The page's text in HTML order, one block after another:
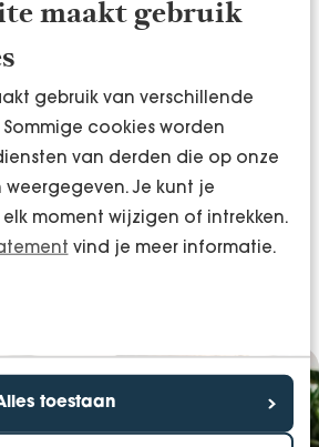
maakt gebruik
gebruik van verschillende
cookies worden
van derden die op onze
Je kunt je
moment wijzigen of intrekken.
vind je meer informatie.
toestaan
het opslaan van gegevens
voor het opslaan en
mijn gegevens